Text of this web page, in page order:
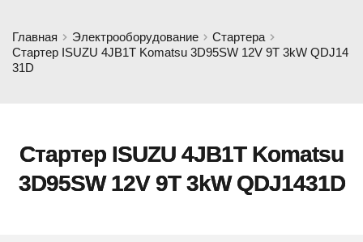
Главная Электрооборудование
Стартера
Стартер ISUZU 4JB1T Komatsu 3D95SW 12V 9T 3kW QDJ14
31D
Стартер ISUZU 4JB1T Komatsu
3D95SW 12V 9T 3kW QDJ1431D